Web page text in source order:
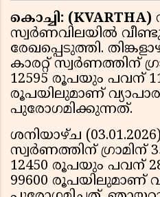
കൊച്ചി: (KVARTHA)
സ്വര്‍ണവിലയില്‍
രേഖപ്പെടുത്തി.
കാരറ്റ് സ്വര്‍ണത്തിന്
12595 രൂപയും പവന്
രൂപയിലുമാണ്
പുരോഗമിക്കുന്നത്.
ശനിയാഴ്ച
സ്വര്‍ണത്തിന്
12450 രൂപയും പവന്
99600 രൂപയിലുമാണ്